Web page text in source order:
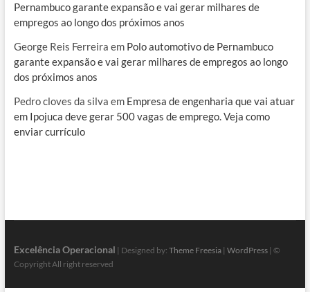
Pernambuco garante expansão e vai gerar milhares de
empregos ao longo dos próximos anos
George Reis Ferreira em Polo automotivo de Pernambuco
garante expansão e vai gerar milhares de empregos ao longo
dos próximos anos
Pedro cloves da silva em Empresa de engenharia que vai atuar
em Ipojuca deve gerar 500 vagas de emprego. Veja como
enviar currículo
Excelência Operacional | Designed by: Theme Freesia| WordPress| ©
Copyright All right reserved